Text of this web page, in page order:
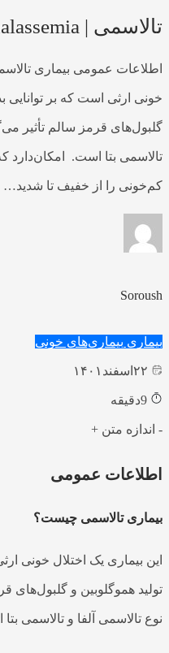
تالاسمی | Thalassemia
اطلاعات عمومی بیماری
خونی ارثی است که بر توانایی
گلبول‌های قرمز سالم تأثیر
تالاسمی بتا است. امکان‌دارد
کم‌خونی را از خفیف تا شدید…
Soroush
بیماری بیماری‌های خونی
اسفند ۱۴۰۱
دقیقه
- اندازه متن +
اطلاعات عمومی
بیماری تالاسمی چیست؟
این بیماری یک اختلال خونی
تولید هموگلوبین و گلبول‌های
نوع تالاسمی آلفا و تالاسمی بتا